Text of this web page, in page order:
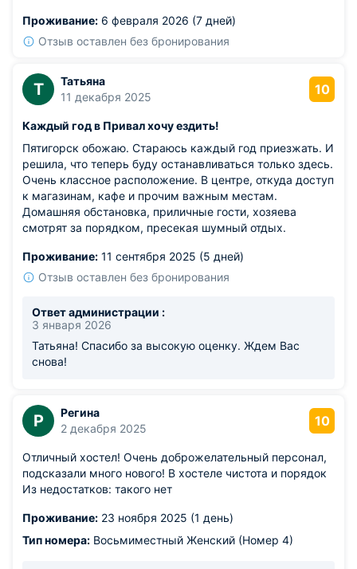
Если приезжает группа, приходится ждать, пока
освободится кресло или диван.
Проживание: 6 февраля 2026 (7 дней)
Отзыв оставлен без бронирования
Т
Татьяна
11 декабря 2025
10
Каждый год в Привал хочу ездить!
Пятигорск обожаю. Стараюсь каждый год приезжать. И
решила, что теперь буду останавливаться только здесь.
Очень классное расположение. В центре, откуда доступ
к магазинам, кафе и прочим важным местам.
Домашняя обстановка, приличные гости, хозяева
смотрят за порядком, пресекая шумный отдых.
Проживание: 11 сентября 2025 (5 дней)
Отзыв оставлен без бронирования
Ответ администрации :
3 января 2026
Татьяна! Спасибо за высокую оценку. Ждем Вас
снова!
Р
Регина
2 декабря 2025
10
Отличный хостел! Очень доброжелательный персонал,
подсказали много нового! В хостеле чистота и порядок
Из недостатков: такого нет
Проживание: 23 ноября 2025 (1 день)
Тип номера: Восьмиместный Женский (Номер 4)